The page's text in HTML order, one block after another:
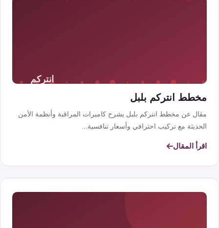
مخطط انتركم بلبل
مقال عن مخطط انتركم بلبل يشرح كاميرات المراقبة وأنظمة الأمن
الحديثة مع تركيب احترافي وأسعار تنافسية...
اقرأ المقال